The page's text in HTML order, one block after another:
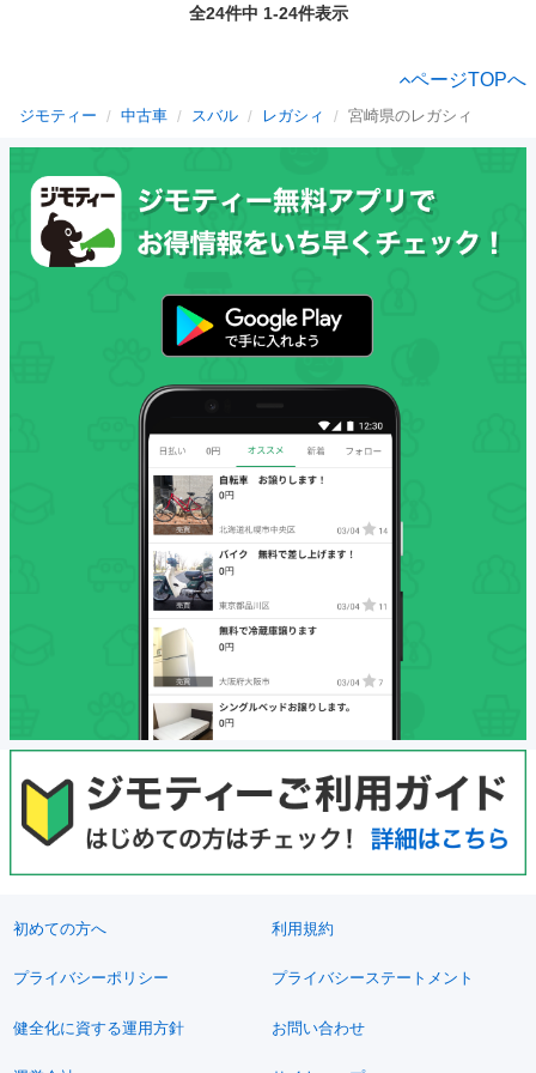
全24件中 1-24件表示
ページTOPへ
ジモティー 中古車 スバル レガシィ 宮崎県のレガシィ
初めての方へ 利用規約
プライバシーポリシー プライバシーステートメント
健全化に資する運用方針 お問い合わせ